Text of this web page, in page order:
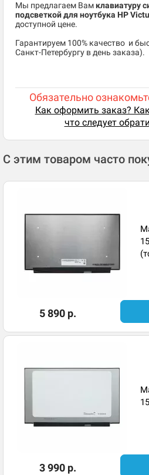
Мы предлагаем Вам клавиатуру
подсветкой для ноутбука HP
доступной цене.
​Гарантируем 100% качество и
Санкт-Петербургу в день заказа).
Обязательно
Как оформить заказ?
что следует
С этим товаром часто
5 890 р.
3 990 р.